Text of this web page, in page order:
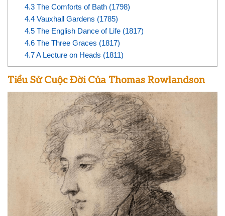
4.3 The Comforts of Bath (1798)
4.4 Vauxhall Gardens (1785)
4.5 The English Dance of Life (1817)
4.6 The Three Graces (1817)
4.7A Lecture on Heads (1811)
Tiểu Sử Cuộc Đời Của Thomas Rowlandson